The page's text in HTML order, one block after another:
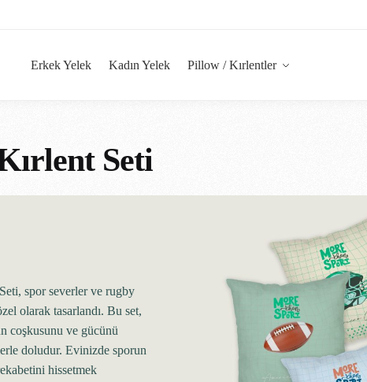
Erkek Yelek Kadın Yelek Pillow / Kırlentler
Seti
spor severler ve rugby
olarak tasarlandı. Bu set,
coşkusunu ve gücünü
doludur. Evinizde sporun
hissetmek